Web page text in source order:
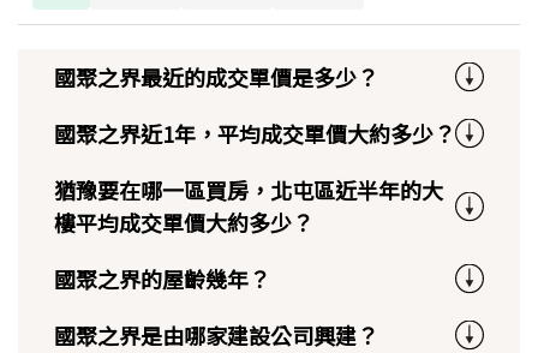
國聚之界最近的成交單價是多少？
國聚之界近1年，平均成交單價大約多少？
猶豫要在哪一區買房，北屯區近半年的大
樓平均成交單價大約多少？
國聚之界的屋齡幾年？
國聚之界是由哪家建設公司興建？